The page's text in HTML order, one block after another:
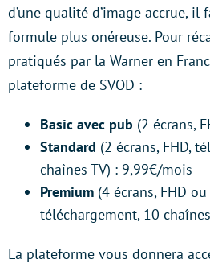
d’une qualité d’image accrue, il
formule plus onéreuse. Pour
pratiqués par la Warner en
plateforme de SVOD :
Basic avec pub (2 écrans,
Standard (2 écrans, FHD,
chaînes TV) : 9,99€/mois
Premium (4 écrans, FHD
téléchargement, 10
La plateforme vous donnera